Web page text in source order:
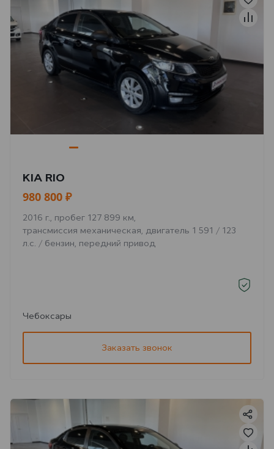
KIA RIO
980 800 ₽
2016 г., пробег 127 899 км,
трансмиссия механическая, двигатель 1 591 / 123
л.с. / бензин, передний привод
Чебоксары
Заказать звонок